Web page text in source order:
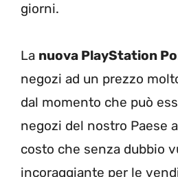
giorni.
La nuova PlayStation
negozi ad un prezzo
dal momento che può
negozi del nostro Paese
costo che senza dubbio
incoraggiante per le